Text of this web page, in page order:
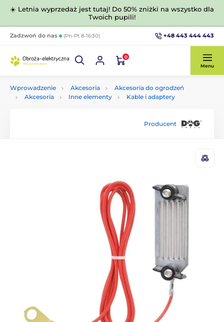
☀️ Letnia wyprzedaż jest tutaj! Do 50% zniżki na wszystko dla
Twoich pupili!
Zadzwoń do nas (Pn-Pt 8-16:30) +48 443 444 443
0
Menu
Wprowadzenie Akcesoria
Akcesoria do ogrodzeń
Akcesoria
Inne elementy Kable i adaptery
Producent